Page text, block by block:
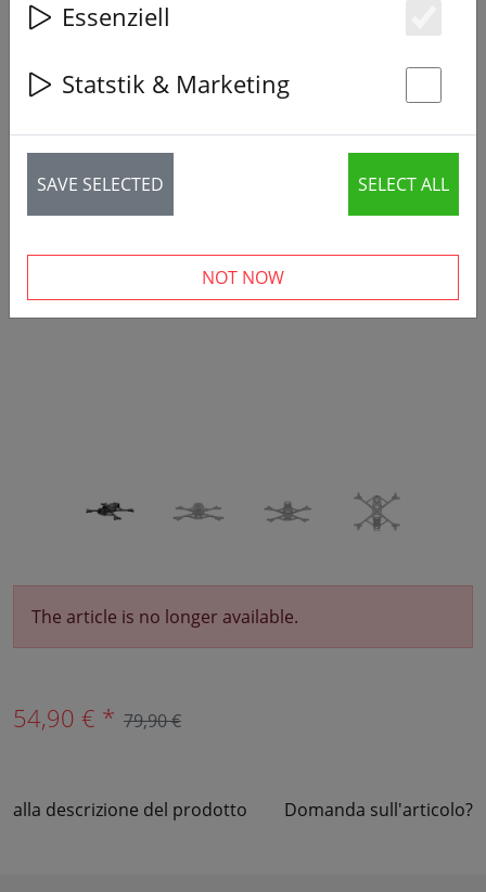
‹ ›
The article is no longer available.
54,90 € * 79,90 €
alla descrizione del prodotto Domanda sull'articolo?
Essenziell
Statstik & Marketing
SAVE SELECTED SELECT ALL
NOT NOW